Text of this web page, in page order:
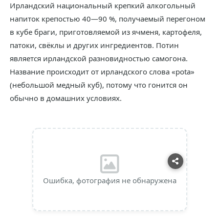
Ирландский национальный крепкий алкогольный
напиток крепостью 40—90 %, получаемый перегоном
в кубе браги, приготовляемой из ячменя, картофеля,
патоки, свёклы и других ингредиентов. Потин
является ирландской разновидностью самогона.
Название происходит от ирландского слова «pota»
(небольшой медный куб), потому что гонится он
обычно в домашних условиях.
Ошибка, фотография не обнаружена